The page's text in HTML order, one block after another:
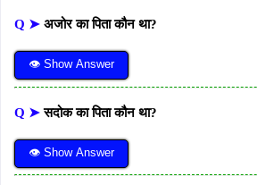
Q ➤ अजोर का पिता कौन था?
👁 Show Answer
Q ➤सदोक का पिता कौन था?
👁 Show Answer